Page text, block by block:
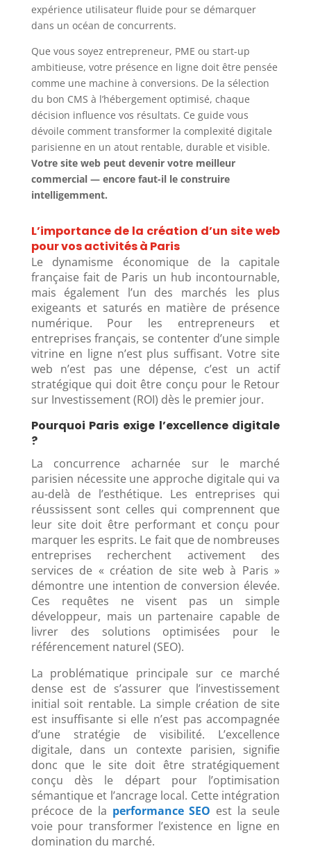
expérience utilisateur fluide pour se démarquer
dans un océan de concurrents.
Que vous soyez entrepreneur, PME ou start-up
ambitieuse, votre présence en ligne doit être pensée
comme une machine à conversions. De la sélection
du bon CMS à l’hébergement optimisé, chaque
décision influence vos résultats. Ce guide vous
dévoile comment transformer la complexité digitale
parisienne en un atout rentable, durable et visible.
Votre site web peut devenir votre meilleur
commercial — encore faut-il le construire
intelligemment.
L’importance de la création d’un site web
pour vos activités à Paris
Le dynamisme économique de la capitale
française fait de Paris un hub incontournable,
mais également l’un des marchés les plus
exigeants et saturés en matière de présence
numérique. Pour les entrepreneurs et
entreprises français, se contenter d’une simple
vitrine en ligne n’est plus suffisant. Votre site
web n’est pas une dépense, c’est un actif
stratégique qui doit être conçu pour le Retour
sur Investissement (ROI) dès le premier jour.
Pourquoi Paris exige l’excellence digitale
?
La concurrence acharnée sur le marché
parisien nécessite une approche digitale qui va
au-delà de l’esthétique. Les entreprises qui
réussissent sont celles qui comprennent que
leur site doit être performant et conçu pour
marquer les esprits. Le fait que de nombreuses
entreprises recherchent activement des
services de « création de site web à Paris »
démontre une intention de conversion élevée.
Ces requêtes ne visent pas un simple
développeur, mais un partenaire capable de
livrer des solutions optimisées pour le
référencement naturel (SEO).
La problématique principale sur ce marché
dense est de s’assurer que l’investissement
initial soit rentable. La simple création de site
est insuffisante si elle n’est pas accompagnée
d’une stratégie de visibilité. L’excellence
digitale, dans un contexte parisien, signifie
donc que le site doit être stratégiquement
conçu dès le départ pour l’optimisation
sémantique et l’ancrage local. Cette intégration
précoce de la performance SEO est la seule
voie pour transformer l’existence en ligne en
domination du marché.